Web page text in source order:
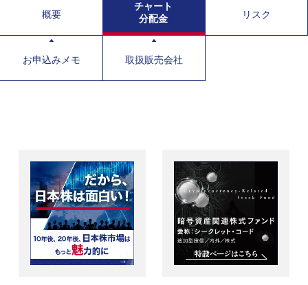
概要
チャート
分配金
リスク
お申込みメモ 取扱販売会社